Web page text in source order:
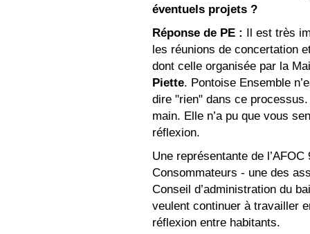
éventuels projets ?
Réponse de PE : Il est très
les réunions de concertation
dont celle organisée par la
Piette. Pontoise Ensemble
dire "rien" dans ce
main. Elle n’a pu que vous
réflexion.
Une représentante de
Consommateurs - une des
Conseil d’administration du
veulent continuer à travailler
réflexion entre habitants.